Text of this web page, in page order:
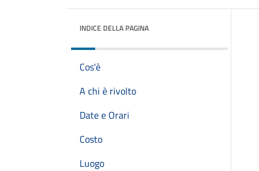
INDICE DELLA PAGINA
Cos'è
A chi è rivolto
Date e Orari
Costo
Luogo